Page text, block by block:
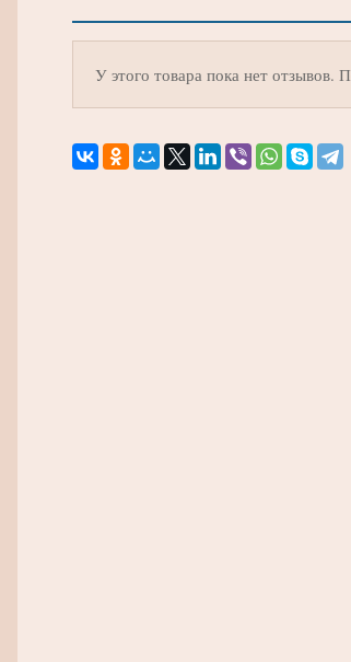
У этого товара пока нет отзывов.